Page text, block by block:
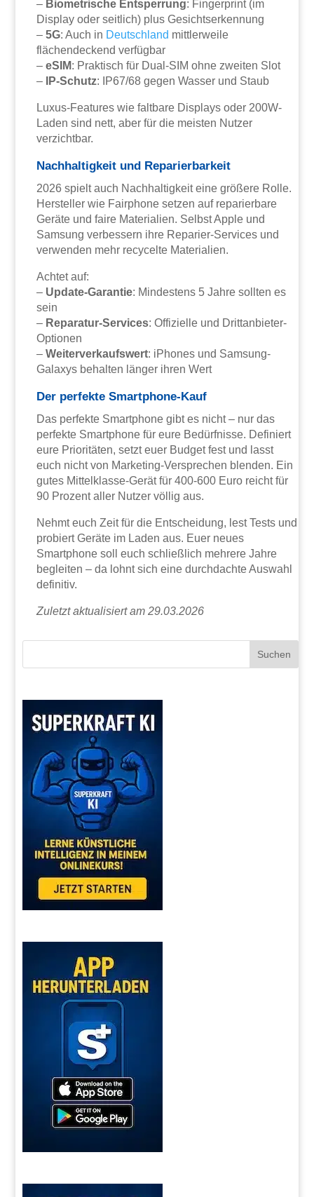
– Biometrische Entsperrung: Fingerprint (im
Display oder seitlich) plus Gesichtserkennung
–5G: Auch in Deutschland mittlerweile
flächendeckend verfügbar
–eSIM: Praktisch für Dual-SIM ohne zweiten Slot
–
IP-Schutz: IP67/68 gegen Wasser und Staub
Luxus-Features wie faltbare Displays oder 200W-
Laden sind nett, aber für die meisten Nutzer
verzichtbar.
Nachhaltigkeit und Reparierbarkeit
2026 spielt auch Nachhaltigkeit eine größere Rolle.
Hersteller wie Fairphone setzen auf reparierbare
Geräte und faire Materialien. Selbst Apple und
Samsung verbessern ihre Reparier-Services und
verwenden mehr recycelte Materialien.
Achtet auf:
– Update-Garantie: Mindestens 5 Jahre sollten es
sein
– Reparatur-Services: Offizielle und Drittanbieter-
Optionen
–Weiterverkaufswert: iPhones und Samsung-
Galaxys behalten länger ihren Wert
Der perfekte Smartphone-Kauf
Das perfekte Smartphone gibt es nicht – nur das
perfekte Smartphone für eure Bedürfnisse. Definiert
eure Prioritäten, setzt euer Budget fest und lasst
euch nicht von Marketing-Versprechen blenden. Ein
gutes Mittelklasse-Gerät für 400-600 Euro reicht für
90 Prozent aller Nutzer völlig aus.
Nehmt euch Zeit für die Entscheidung, lest Tests und
probiert Geräte im Laden aus. Euer neues
Smartphone soll euch schließlich mehrere Jahre
begleiten – da lohnt sich eine durchdachte Auswahl
definitiv.
Zuletzt aktualisiert am 29.03.2026